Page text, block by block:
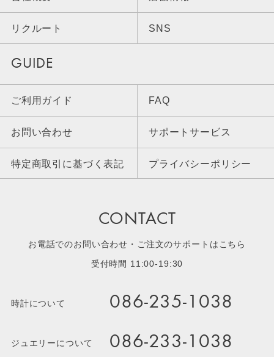
リクルート SNS
GUIDE
ご利用ガイド FAQ
お問い合わせ サポートサービス
特定商取引に基づく表記 プライバシーポリシー
CONTACT
お電話でのお問い合わせ・ご注文のサポートはこちら
受付時間 11:00-19:30
時計について 086-235-1038
ジュエリーについて 086-233-1038